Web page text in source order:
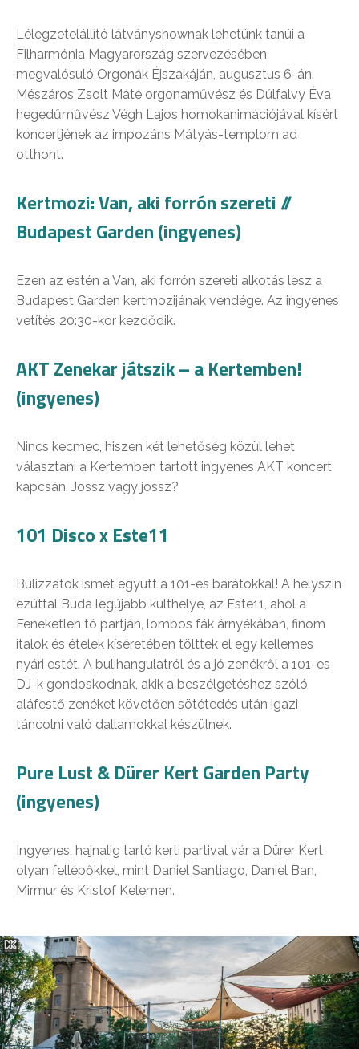
Lélegzetelállító látványshownak lehetünk tanúi a
Filharmónia Magyarország szervezésében
megvalósuló Orgonák Éjszakáján, augusztus 6-án.
Mészáros Zsolt Máté orgonaművész és Dúlfalvy Éva
hegedűművész Végh Lajos homokanimációjával kísért
koncertjének az impozáns Mátyás-templom ad
otthont.
Kertmozi:Van, aki forrón szereti//
Budapest Garden (ingyenes)
Ezen az estén a Van, aki forrón szereti alkotás lesz a
Budapest Garden kertmozijának vendége. Az ingyenes
vetítés 20:30-kor kezdődik.
AKT Zenekar játszik – a Kertemben!
(ingyenes)
Nincs kecmec, hiszen két lehetőség közül lehet
választani a Kertemben tartott ingyenes AKT koncert
kapcsán. Jössz vagy jössz?
101 Disco x Este11
Bulizzatok ismét együtt a 101-es barátokkal! A helyszín
ezúttal Buda legújabb kulthelye, az Este11, ahol a
Feneketlen tó partján, lombos fák árnyékában, finom
italok és ételek kíséretében tölttek el egy kellemes
nyári estét. A bulihangulatról és a jó zenékről a 101-es
DJ-k gondoskodnak, akik a beszélgetéshez szóló
aláfestő zenéket követően sötétedés után igazi
táncolni való dallamokkal készülnek.
Pure Lust & Dürer Kert Garden Party
(ingyenes)
Ingyenes, hajnalig tartó kerti partival vár a Dürer Kert
olyan fellépőkkel, mint Daniel Santiago, Daniel Ban,
Mirmur és Kristof Kelemen.